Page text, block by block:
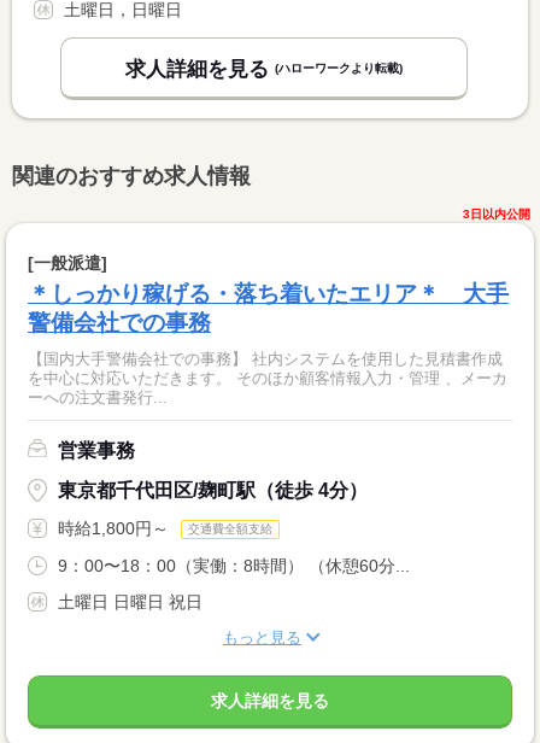
土曜日，日曜日
求人詳細を見る (ハローワークより転載)
関連のおすすめ求人情報
3日以内公開
[一般派遣]
＊しっかり稼げる・落ち着いたエリア＊ 大手
警備会社での事務
【国内大手警備会社での事務】 社内システムを使用した見積書作成
を中心に対応いただきます。 そのほか顧客情報入力・管理 、メーカ
ーへの注文書発行...
営業事務
東京都千代田区/麹町駅（徒歩 4分）
時給1,800円～ 交通費全額支給
9：00〜18：00（実働：8時間） （休憩60分...
土曜日 日曜日 祝日
もっと見る
求人詳細を見る